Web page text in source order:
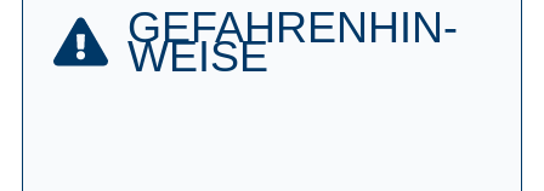
GEFAHREN­HIN­
WEISE